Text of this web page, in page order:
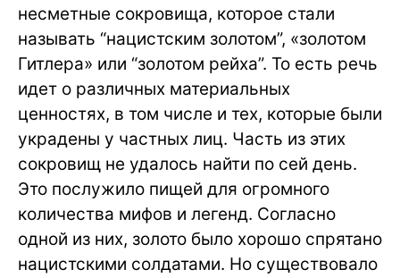
несметные сокровища, которое стали
называть “нацистским золотом”, «золотом
Гитлера» или “золотом рейха”. То есть речь
идет о различных материальных
ценностях, в том числе и тех, которые были
украдены у частных лиц. Часть из этих
сокровищ не удалось найти по сей день.
Это послужило пищей для огромного
количества мифов и легенд. Согласно
одной из них, золото было хорошо спрятано
нацистскими солдатами. Но существовало